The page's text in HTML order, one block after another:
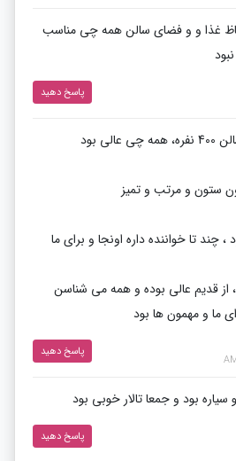
غذا و و فضای سالن همه چی مناسب
پاسخ دهید
ستون و مرتب و تمیز
تا خواننده داره اونجا و برای ما
قدیم عالی بوده و همه می شناسن
ما و مهمون ها بود
پاسخ دهید
پاسخ دهید